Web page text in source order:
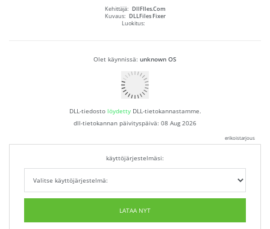
Kehittäjä: DllFIles.Com
Kuvaus: DLLFiles Fixer
Luokitus:
Olet käynnissä: unknown OS
DLL-tiedosto löydettyDLL-tietokannastamme.
dll-tietokannan päivityspäivä: 08 Aug 2026
erikoistarjous
käyttöjärjestelmäsi:
LATAA NYT